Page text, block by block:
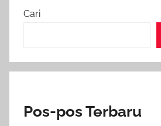
Cari
Pos-pos Terbaru